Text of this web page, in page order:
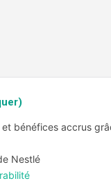
et bénéfices accrus
Nestlé